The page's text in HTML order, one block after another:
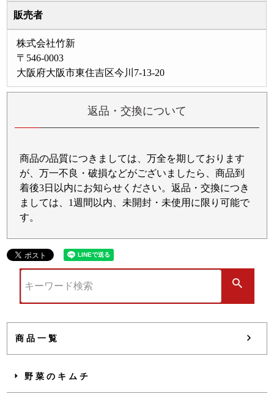
商品一覧
野菜のキムチ
販売者
株式会社竹新
〒546-0003
大阪府大阪市東住吉区今川7-13-20
返品・交換について
商品の品質につきましては、万全を期しております
が、万一不良・破損などがございましたら、商品到
着後3日以内にお知らせください。返品・交換につき
ましては、1週間以内、未開封・未使用に限り可能で
す。